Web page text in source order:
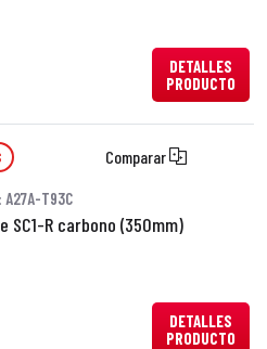
DETALLES
PRODUCTO
Comparar
A27A-T93C
SC1-R carbono (350mm)
DETALLES
PRODUCTO